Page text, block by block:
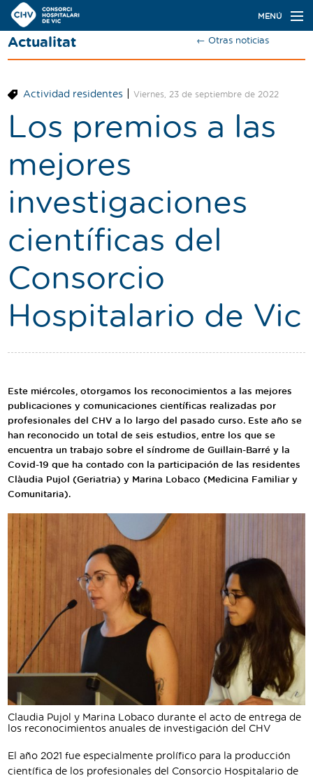
Navegación
principal
MENÚ
Actualidad
Oferta de plazas
Ser residente
Contacto
Buscador
Català
Traductor
Segueix-nos:
Actualitat ← Otras noticias
Actividad residentes| Viernes, 23 de septiembre de 2022
Los premios a las
mejores
investigaciones
científicas del
Consorcio
Hospitalario de Vic
Este miércoles, otorgamos los reconocimientos a las mejores
publicaciones y comunicaciones científicas realizadas por
profesionales del CHV a lo largo del pasado curso. Este año se
han reconocido un total de seis estudios, entre los que se
encuentra un trabajo sobre el síndrome de Guillain-Barré y la
Covid-19 que ha contado con la participación de las residentes
Clàudia Pujol (Geriatria) y Marina Lobaco (Medicina Familiar y
Comunitaria).
Claudia Pujol y Marina Lobaco durante el acto de entrega de
los reconocimientos anuales de investigación del CHV
El año 2021 fue especialmente prolífico para la producción
científica de los profesionales del Consorcio Hospitalario de